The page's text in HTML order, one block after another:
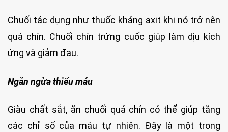
Chuối tác dụng như thuốc kháng axit khi nó trở nên
quá chín. Chuối chín trứng cuốc giúp làm dịu kích
ứng và giảm đau.
Ngăn ngừa thiếu máu
Giàu chất sắt, ăn chuối quá chín có thể giúp tăng
các chỉ số của máu tự nhiên. Đây là một trong